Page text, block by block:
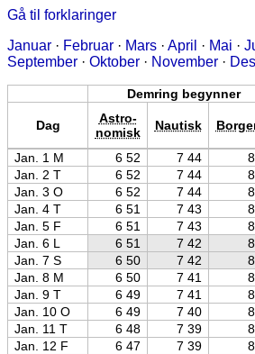
Gå til forklaringer
Januar · Februar · Mars · April · Mai ·
September · Oktober · November ·
Demring begynner
Dag
Astro-
nomisk
Nautisk
Jan. 1 M 6 52 7 44
Jan. 2 T
6 52 7 44
Jan. 3 O
6 52 7 44
Jan. 4 T
6 51 7 43
Jan. 5 F
6 51 7 43
Jan. 6 L
6 51 7 42
Jan. 7 S
6 50 7 42
Jan. 8 M
6 50 7 41
Jan. 9 T
6 49 7 41
Jan. 10 O
6 49 7 40
Jan. 11 T
6 48 7 39
Jan. 12 F
6 47 7 39